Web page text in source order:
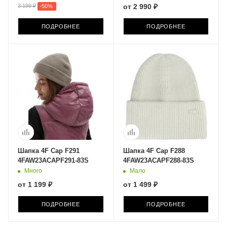
3 199 ₽ -50%
ПОДРОБНЕЕ
от 2 990 ₽
ПОДРОБНЕЕ
Шапка 4F Cap F291
4FAW23ACAPF291-83S
Много
от 1 199 ₽
ПОДРОБНЕЕ
Шапка 4F Cap F288
4FAW23ACAPF288-83S
Мало
от 1 499 ₽
ПОДРОБНЕЕ